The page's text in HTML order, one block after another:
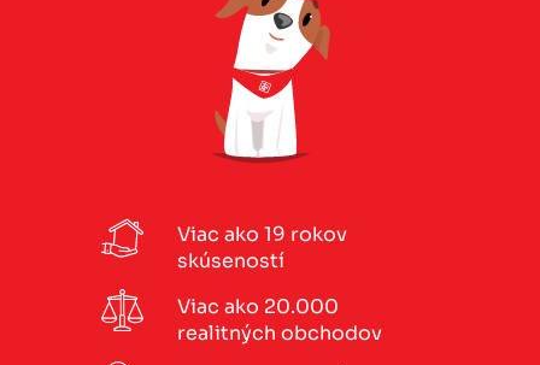
Viac ako 19 rokov
skúseností
Viac ako 20.000
realitných obchodov